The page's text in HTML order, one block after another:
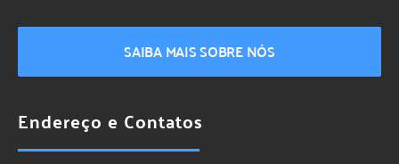
SAIBA MAIS SOBRE NÓS
Endereço e Contatos